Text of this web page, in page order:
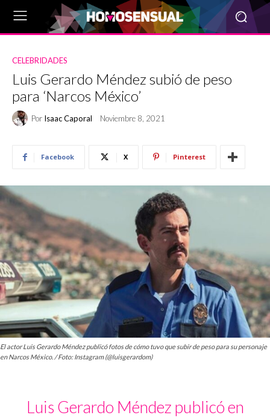
CELEBRIDADES
Luis Gerardo Méndez subió de peso
para ‘Narcos México’
Por Isaac Caporal Noviembre 8, 2021
Facebook X Pinterest
El actor Luis Gerardo Méndez publicó fotos de cómo tuvo que subir de peso para su personaje
en Narcos México. / Foto: Instagram (@luisgerardom)
Luis Gerardo Méndez publicó en